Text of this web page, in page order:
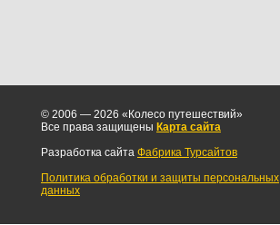
© 2006 — 2026 «Колесо путешествий»
Все права защищены Карта сайта
Разработка сайта Фабрика Турсайтов
Политика обработки и защиты персональных
данных